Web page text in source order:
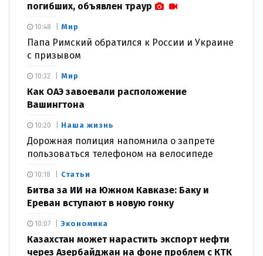
погибших, объявлен траур
Мир
Папа Римский обратился к России и Украине
с призывом
10:48
Мир
Как ОАЭ завоевали расположение
Вашингтона
10:32
Наша жизнь
Дорожная полиция напомнила о запрете
пользоваться телефоном на велосипеде
10:20
Статьи
Битва за ИИ на Южном Кавказе: Баку и
Ереван вступают в новую гонку
10:18
Экономика
Казахстан может нарастить экспорт нефти
через Азербайджан на фоне проблем с КТК
10:07